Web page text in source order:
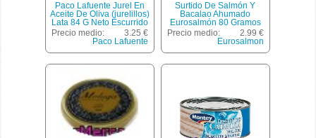
Paco Lafuente Jurel En
Aceite De Oliva (jurelillos)
Lata 84 G Neto Escurrido
Precio medio:
3.25 €
Paco Lafuente
Surtido De Salmón Y
Bacalao Ahumado
Eurosalmón 80 Gramos
Precio medio:
2.99 €
Eurosalmon